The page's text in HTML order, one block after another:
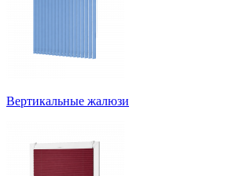
Вертикальные жалюзи